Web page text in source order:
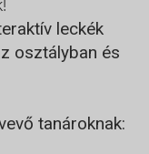
leckék
osztályban és
tanároknak: